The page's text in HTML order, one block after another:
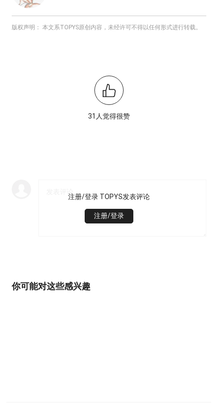
版权声明： 本文系TOPYS原创内容，未经许可不得以任何形式进行转载。
31人觉得很赞
注册/登录 TOPYS发表评论
注册/登录
你可能对这些感兴趣